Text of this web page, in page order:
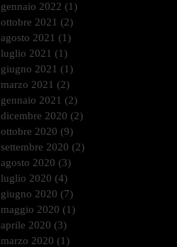
gennaio 2022 (1)
ottobre 2021 (2)
agosto 2021 (1)
luglio 2021 (1)
giugno 2021 (1)
marzo 2021 (2)
gennaio 2021 (2)
dicembre 2020 (2)
ottobre 2020 (9)
settembre 2020 (2)
agosto 2020 (3)
luglio 2020 (4)
giugno 2020 (7)
maggio 2020 (1)
aprile 2020 (3)
marzo 2020 (1)